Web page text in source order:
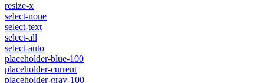
resize-x
select-none
select-text
select-all
select-auto
placeholder-blue-100
placeholder-current
placeholder-gray-100